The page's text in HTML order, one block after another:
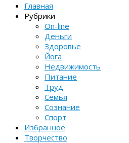
Главная
Рубрики
On-line
Деньги
Здоровье
Йога
Недвижимость
Питание
Труд
Семья
Сознание
Спорт
Избранное
Творчество